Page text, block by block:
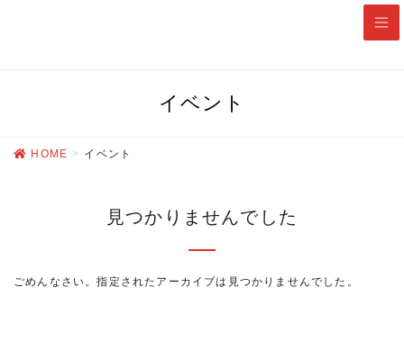
イベント
HOME イベント
見つかりませんでした
ごめんなさい。指定されたアーカイブは見つかりませんでした。